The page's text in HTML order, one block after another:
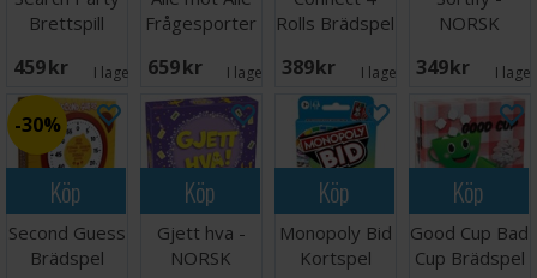
Brettspill
459 SEK I lager: 4
Frågesporter
659 SEK I lager: 1
Rolls Brädspel
389 SEK I lager: 1
NORSK
349 SEK I
Köp
30%
Second Guess
Brädspel
Köp
Gjett hva -
NORSK
Köp
Monopoly Bid
Kortspel
Köp
Good Cup Bad
Cup Brädspel